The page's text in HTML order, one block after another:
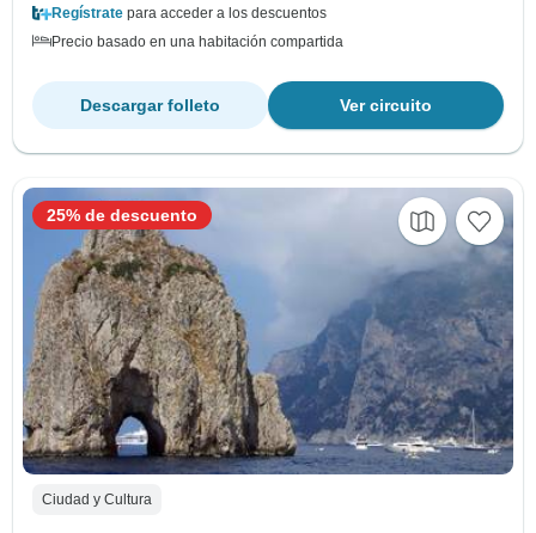
Regístrate para acceder a los descuentos
Precio basado en una habitación compartida
Ver circuito
Descargar folleto
Ciudad y Cultura
25% de descuento